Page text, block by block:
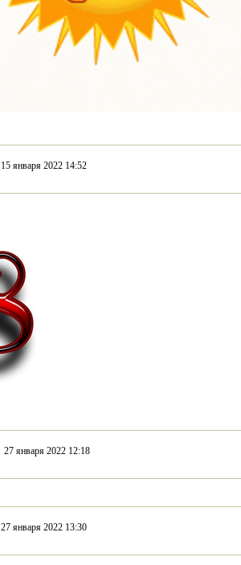
15 января 2022 14:52
27 января 2022 12:18
27 января 2022 13:30